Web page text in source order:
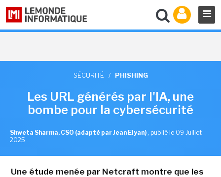
SÉCURITÉ / PHISHING
Les URL générés par l'IA, une
bombe pour la cybersécurité
Shweta Sharma, CSO (adapté par Jean Elyan) , publié le 09 Juillet
2025
Une étude menée par Netcraft montre que les